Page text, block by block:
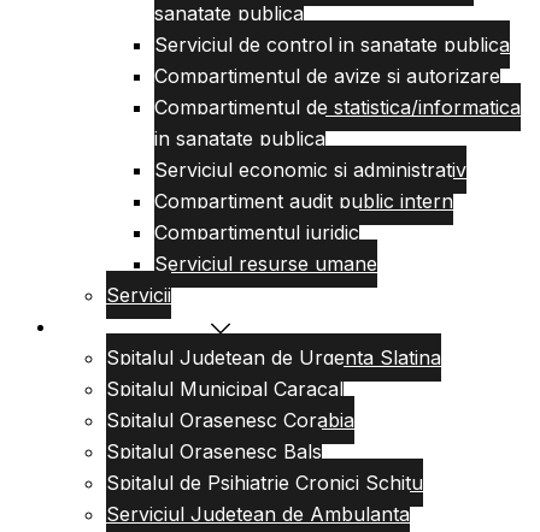
sanatate publica
Serviciul de control in sanatate publica
Compartimentul de avize si autorizare
Compartimentul de statistica/informatica
in sanatate publica
Serviciul economic si administrativ
Compartiment audit public intern
Compartimentul juridic
Serviciul resurse umane
Servicii
Reteaua sanitara
Spitalul Judetean de Urgenta Slatina
Spitalul Municipal Caracal
Spitalul Orasenesc Corabia
Spitalul Orasenesc Bals
Spitalul de Psihiatrie Cronici Schitu
Serviciul Judetean de Ambulanta